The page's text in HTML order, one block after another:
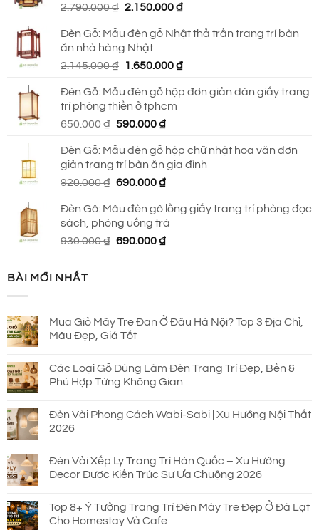
690.000 ₫.
2.790.000₫ Giá
là:
2.790.000 ₫.
2.150.000₫Giá
tại
2.150.000 ₫.
Đèn Gỗ: Mẫu đèn gỗ Nhật thả trần trang trí bàn
ăn nhà hàng Nhật
2.145.000₫
Giá
là:
2.145.000 ₫.
1.650.000₫Giá
tại
Đèn Gỗ: Mẫu đèn gỗ hộp đơn giản dán giấy trang
trí phòng thiền ở tphcm
650.000₫ Giá
là:
650.000 ₫.
590.000₫Giá
tại
là:
590.000 ₫.
Đèn Gỗ: Mẫu đèn gỗ hộp chữ nhật hoa văn đơn
giản trang trí bàn ăn gia đình
920.000₫ Giá
là:
920.000 ₫.
690.000₫Giá
tại
là:
690.000 ₫.
Đèn Gỗ: Mẫu đèn gỗ lồng giấy trang trí phòng đọc
sách, phòng uống trà
930.000₫ Giá
690.000₫Giá
BÀI MỚI NHẤT
Mua Giỏ Mây Tre Đan Ở Đâu Hà Nội? Top 3 Địa Chỉ,
Mẫu Đẹp, Giá Tốt
Các Loại Gỗ Dùng Làm Đèn Trang Trí Đẹp, Bền &
Phù Hợp Từng Không Gian
Đèn Vải Phong Cách Wabi-Sabi | Xu Hướng Nội Thất
2026
Đèn Vải Xếp Ly Trang Trí Hàn Quốc – Xu Hướng
Decor Được Kiến Trúc Sư Ưa Chuộng 2026
Top 8+ Ý Tưởng Trang Trí Đèn Mây Tre Đẹp Ở Đà Lạt
Cho Homestay Và Cafe